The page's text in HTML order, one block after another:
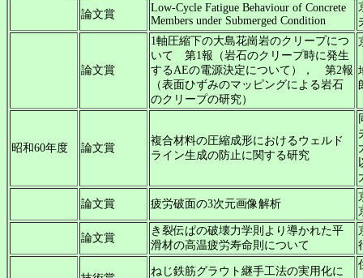
論文賞
Low-Cycle Fatigue Behaviour of Concrete
Members under Submerged Condition
論文賞
1軸圧縮下の大島花崗岩のクリープにつ
いて 第1報（岩石のクリープ時に発生
するAEの電源決定について）， 第2報
（表面ひずみのマッピングによる岩石
のクリープの研究）
昭和60年度 論文賞
複合材料の圧縮成形におけるウェルド
ライン生成の防止に関する研究
論文賞 疲労破面の3次元画像解析
論文賞
き裂伝ぱの破壊力学則より導かれた平
滑材の高温疲労寿命則について
ねじ鉄筋グラウト継手工法の実用化に